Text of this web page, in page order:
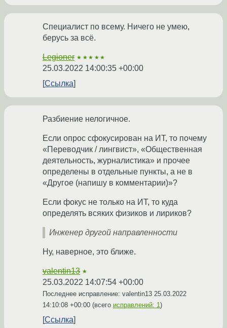
Специалист по всему. Ничего не умею,
берусь за всё.
Legioner ★★★★★
25.03.2022 14:00:35 +00:00
Ссылка
Разбиение нелогичное.
Если опрос сфокусирован на ИТ, то почему
«Переводчик / лингвист», «Общественная
деятельность, журналистика» и прочее
определены в отдельные пункты, а не в
«Другое (напишу в комментарии)»?
Если фокус не только на ИТ, то куда
определять всяких физиков и лириков?
Инженер другой направленности
Ну, наверное, это ближе.
valentin13 ★
25.03.2022 14:07:54 +00:00
Последнее исправление: valentin13 25.03.2022
14:10:08 +00:00 (всего исправлений: 1)
Ссылка